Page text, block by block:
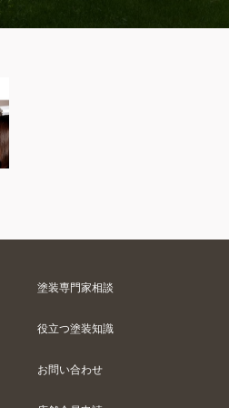
塗装専門家相談
役立つ塗装知識
お問い合わせ